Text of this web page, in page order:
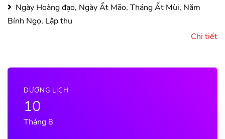
Ngày Hoàng đạo, Ngày Ất Mão, Tháng Ất Mùi, Năm
Bính Ngọ, Lập thu
Chi tiết
DƯƠNG LỊCH
10
Tháng 8